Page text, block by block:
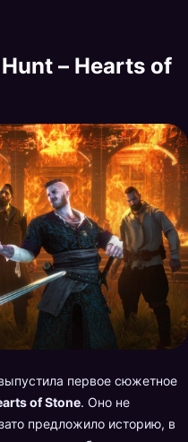
– Hearts of
первое сюжетное
of Stone. Оно не
предложило историю, в